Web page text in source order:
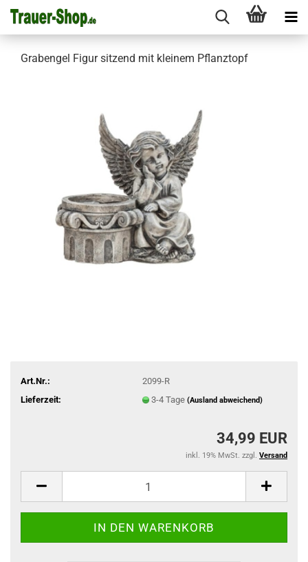
Grabengel Figur sitzend mit kleinem Pflanztopf
Art.Nr.:
2099-R
Lieferzeit:
3-4 Tage (Ausland abweichend)
34,99 EUR
inkl. 19% MwSt. zzgl. Versand